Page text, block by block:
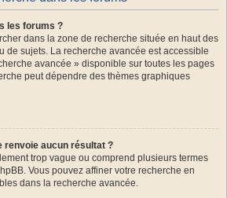
les forums ?
dans la zone de recherche située en haut des
de sujets. La recherche avancée est accessible
avancée » disponible sur toutes les pages
peut dépendre des thèmes graphiques
renvoie aucun résultat ?
trop vague ou comprend plusieurs termes
Vous pouvez affiner votre recherche en
dans la recherche avancée.